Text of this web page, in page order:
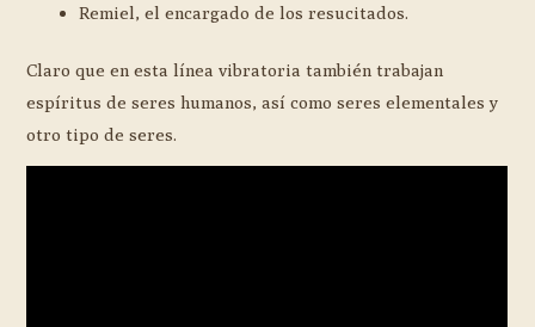
Remiel, el encargado de los resucitados.
Claro que en esta línea vibratoria también trabajan
espíritus de seres humanos, así como seres elementales y
otro tipo de seres.